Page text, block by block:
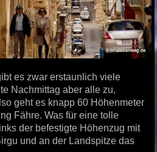
es zwar erstaunlich viele
Nachmittag aber alle zu,
geht es knapp 60 Höhenmeter
Fähre. Was für eine tolle
der befestigte Höhenzug mit
und an der Landspitze das